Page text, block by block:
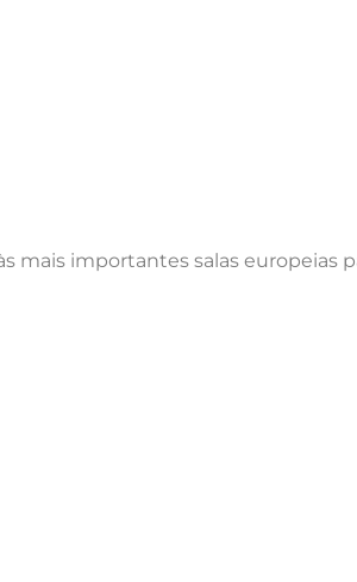
mais importantes salas europeias